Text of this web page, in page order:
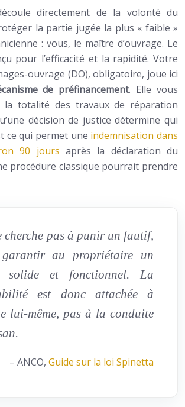
directement de la volonté du
la partie jugée la plus « faible »
: vous, le maître d’ouvrage. Le
pour l’efficacité et la rapidité. Votre
ouvrage (DO), obligatoire, joue ici
de préfinancement. Elle vous
la totalité des travaux de réparation
décision de justice détermine qui
ce qui permet une indemnisation dans
90 jours après la déclaration du
procédure classique pourrait prendre
cherche pas à punir un fautif,
au propriétaire un
solide et fonctionnel. La
est donc attachée à
lui-même, pas à la conduite
– ANCO, Guide sur la loi Spinetta